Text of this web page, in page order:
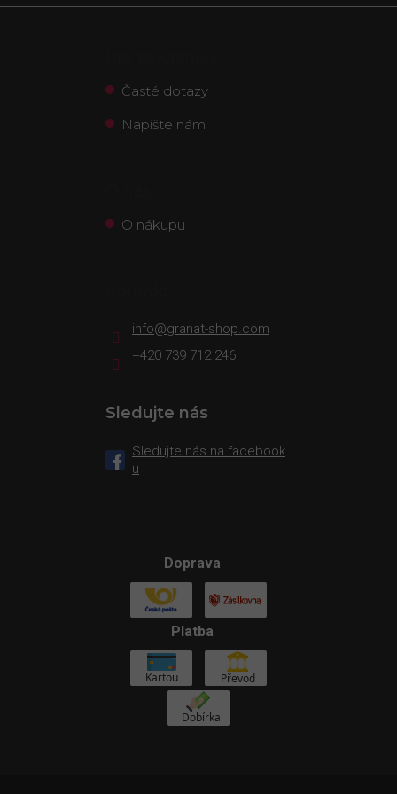
Časté dotazy
Napište nám
O nákupu
info@granat-shop.com
+420 739 712 246
Sledujte nás
Sledujte nás na facebook
u
Doprava
Platba